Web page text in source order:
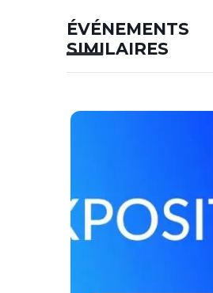
ÉVÉNEMENTS
SIMILAIRES